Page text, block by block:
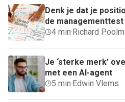
Denk je dat je
de managementtest
4 min·Richard
Je ‘sterke merk’
met een AI-agent
5 min·Edwin Vlems